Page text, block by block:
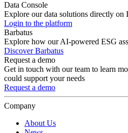
Data Console
Explore our data solutions directly on
Login to the platform
Barbatus
Explore how our AI-powered ESG
Discover Barbatus
Request a demo
Get in touch with our team to learn
could support your needs
Request a demo
Company
About Us